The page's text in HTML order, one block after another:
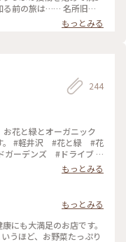
に忙しく、疲れるとお茶
社巡
フェを目的
😆 それからの
画に入れることにしまし
動開始です（~▽~＠）
もっとみる
244
花と緑とオーガニック
花
ガーデンズ #ドライブ #
もっとみる
もっとみる
にも大満足のお店です。
うほど、お野菜たっぷり